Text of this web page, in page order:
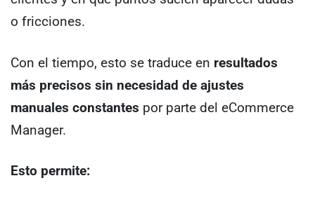
o fricciones.
Con el tiempo, esto se traduce en resultados
más precisos sin necesidad de ajustes
manuales constantes por parte del eCommerce
Manager.
Esto permite: